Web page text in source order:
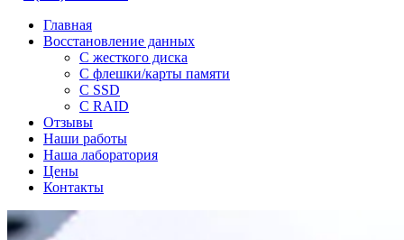
Главная
Восстановление данных
С жесткого диска
С флешки/карты памяти
С SSD
С RAID
Отзывы
Наши работы
Наша лаборатория
Цены
Контакты